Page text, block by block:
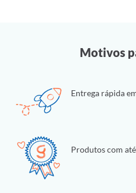
Motivos
Entrega rápida
Produtos com